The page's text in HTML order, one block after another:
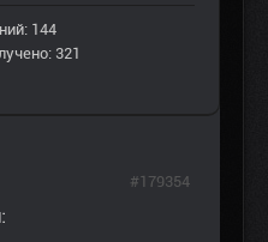
144
321
#179354